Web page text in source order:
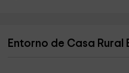
Entorno de Casa Rural